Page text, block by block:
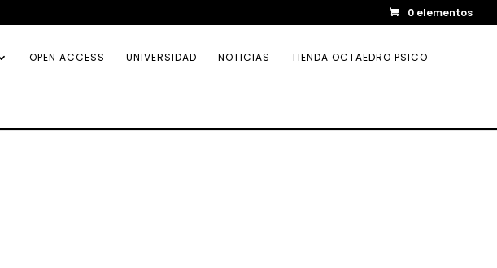
0 elementos
OPEN ACCESS UNIVERSIDAD NOTICIAS TIENDA OCTAEDRO PSICO